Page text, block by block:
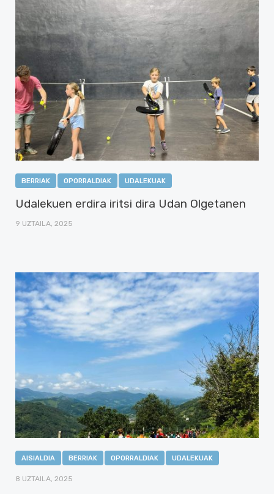
BERRIAK OPORRALDIAK UDALEKUAK
Udalekuen erdira iritsi dira Udan Olgetanen
9 UZTAILA, 2025
AISIALDIA BERRIAK OPORRALDIAK UDALEKUAK
8 UZTAILA, 2025